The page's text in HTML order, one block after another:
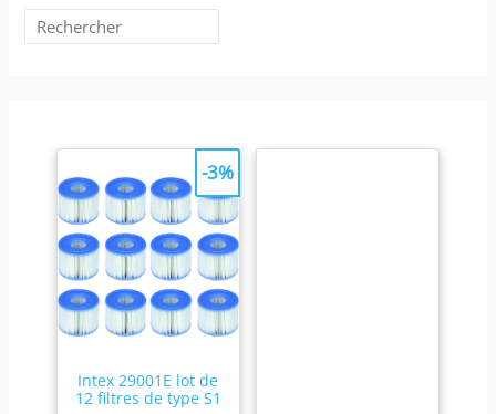
Intex 29001E lot de
12 filtres de type S1
-3%